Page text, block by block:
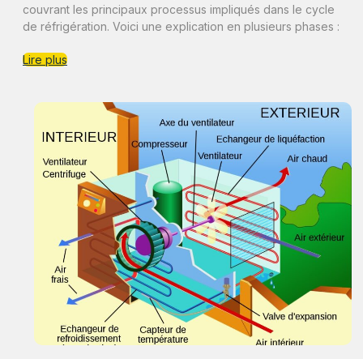
couvrant les principaux processus impliqués dans le cycle
de réfrigération. Voici une explication en plusieurs phases :
Lire plus